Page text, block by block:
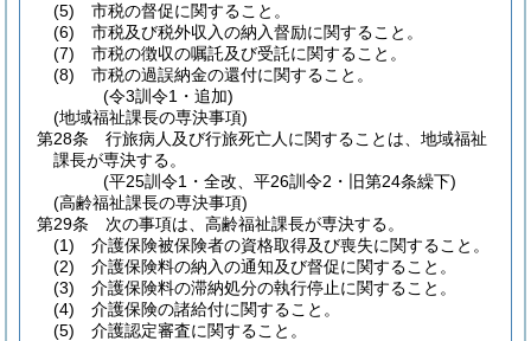
(5)
市税の督促に関すること。
(6)
市税及び税外収入の納入督励に関すること。
(7)
市税の徴収の嘱託及び受託に関すること。
(8)
市税の過誤納金の還付に関すること。
(令3訓令1・追加)
(地域福祉課長の専決事項)
第28条
行旅病人及び行旅死亡人に関することは、地域福祉
課長が専決する。
(平25訓令1・全改、平26訓令2・旧第24条繰下)
(高齢福祉課長の専決事項)
第29条
次の事項は、高齢福祉課長が専決する。
(1)
介護保険被保険者の資格取得及び喪失に関すること。
(2)
介護保険料の納入の通知及び督促に関すること。
(3)
介護保険料の滞納処分の執行停止に関すること。
(4)
介護保険の諸給付に関すること。
(5)
介護認定審査に関すること。